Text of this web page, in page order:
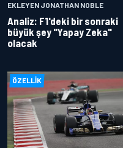
EKLEYEN JONATHAN NOBLE
Analiz: F1'deki bir sonraki
büyük şey "Yapay Zeka"
olacak
ÖZELLIK